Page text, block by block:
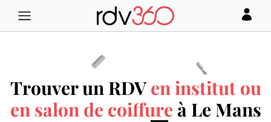
Trouver un RDVen institut ou
en salon de coiffure à Le Mans